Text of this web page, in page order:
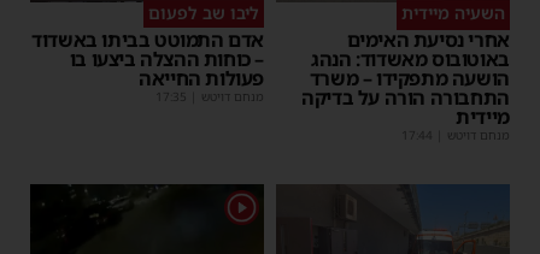
השעיה מיידית
אחרי נסיעת האימים
באוטובוס מאשדוד: הנהג
הושעה מתפקידו – משרד
התחבורה הורה על בדיקה
מיידית
מנחם דויטש 17:44
ליבו שב לפעום
אדם התמוטט בביתו באשדוד
– כוחות ההצלה ביצעו בו
פעולות החייאה
מנחם דויטש 17:35
1